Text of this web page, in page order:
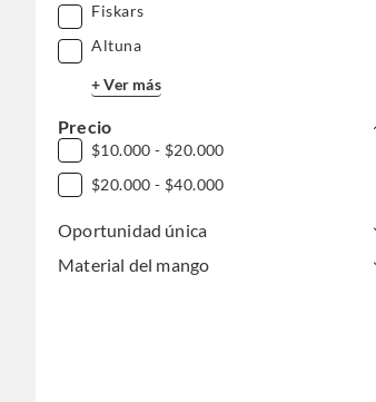
Fiskars
Altuna
+ Ver más
Precio
$10.000 - $20.000
$20.000 - $40.000
Oportunidad única
Material del mango